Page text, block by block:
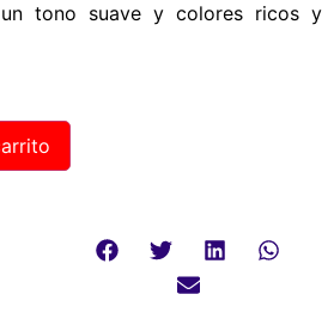
tono suave y colores ricos y